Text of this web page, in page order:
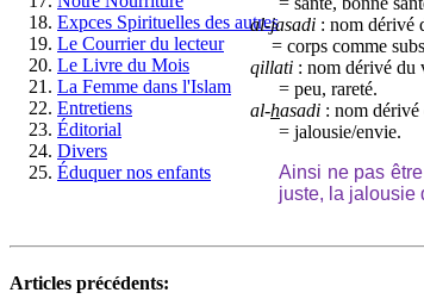
Expces Spirituelles des autres
Le Courrier du lecteur
Le Livre du Mois
La Femme dans l'Islam
Entretiens
Éditorial
Divers
Éduquer nos enfants
al-jasadi : nom dérivé
= corps comme
qillati : nom dérivé du
= peu, rareté.
al-hasadi : nom dérivé
= jalousie/envie.
Ainsi ne pas
juste, la jalousie
Articles précédents: